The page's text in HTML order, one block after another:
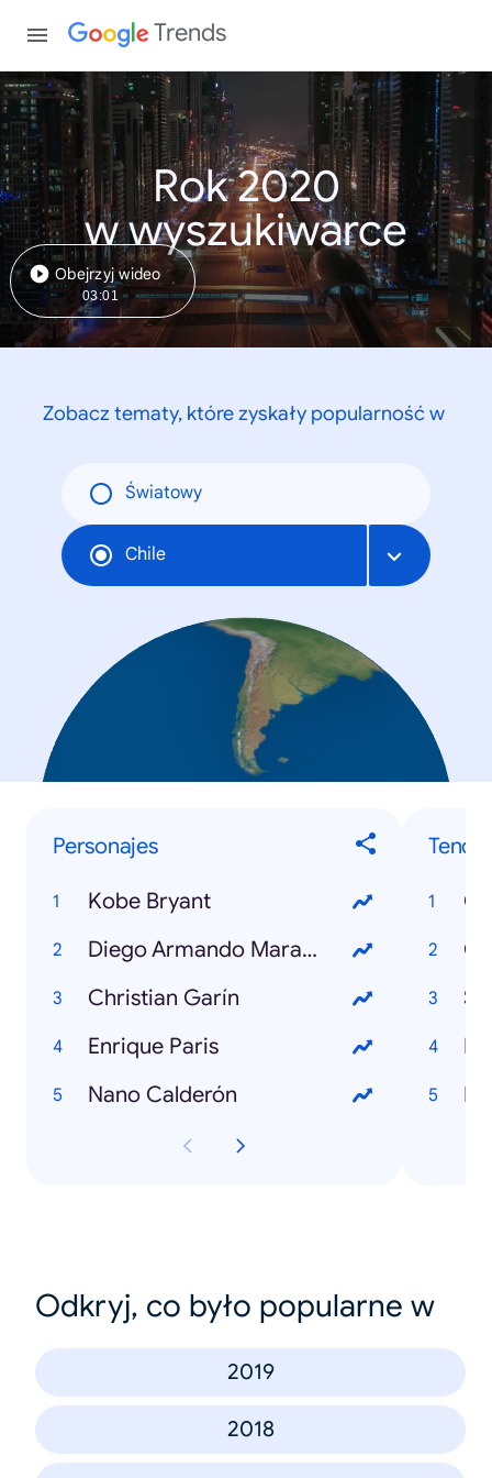
Trends
Rok 2020
w wyszukiwarce
Obejrzyj wideo
03:01
Zobacz tematy, które zyskały popularność w
Światowy
Chile
Personajes
Kobe Bryant
Diego Armando Maradona
Christian Garín
Enrique Paris
Nano Calderón
Odkryj, co było popularne w
2019
2018